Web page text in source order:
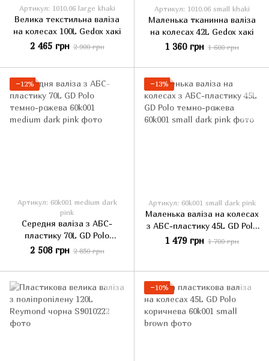
Артикул: 1010.06 large khaki
Велика текстильна валіза
на колесах 100L Gedox хакі
2 465 грн 2 900 грн
Артикул: 1010.06 small khaki
Маленька тканинна валіза
на колесах 42L Gedox хакі
1 360 грн 1 600 грн
−12%
Артикул: 60k001 medium dark
pink
Середня валіза з АБС-
пластику 70L GD Polo
темно-рожева
2 508 грн 2 850 грн
−13%
Артикул: 60k001 small dark pink
Маленька валіза на колесах
з АБС-пластику 45L GD Polo
темно-рожева
1 479 грн 1 700 грн
−10%